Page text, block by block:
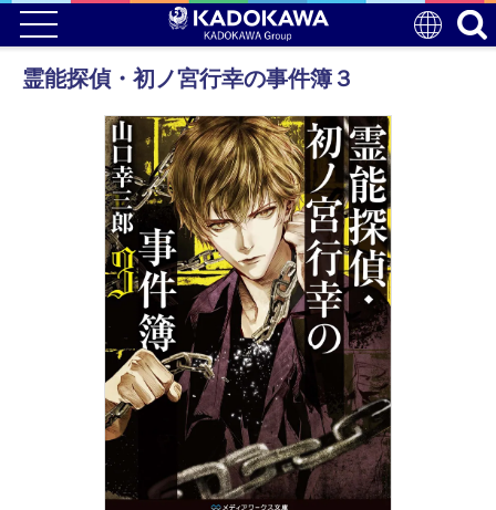
霊能探偵・初ノ宮行幸の事件簿３